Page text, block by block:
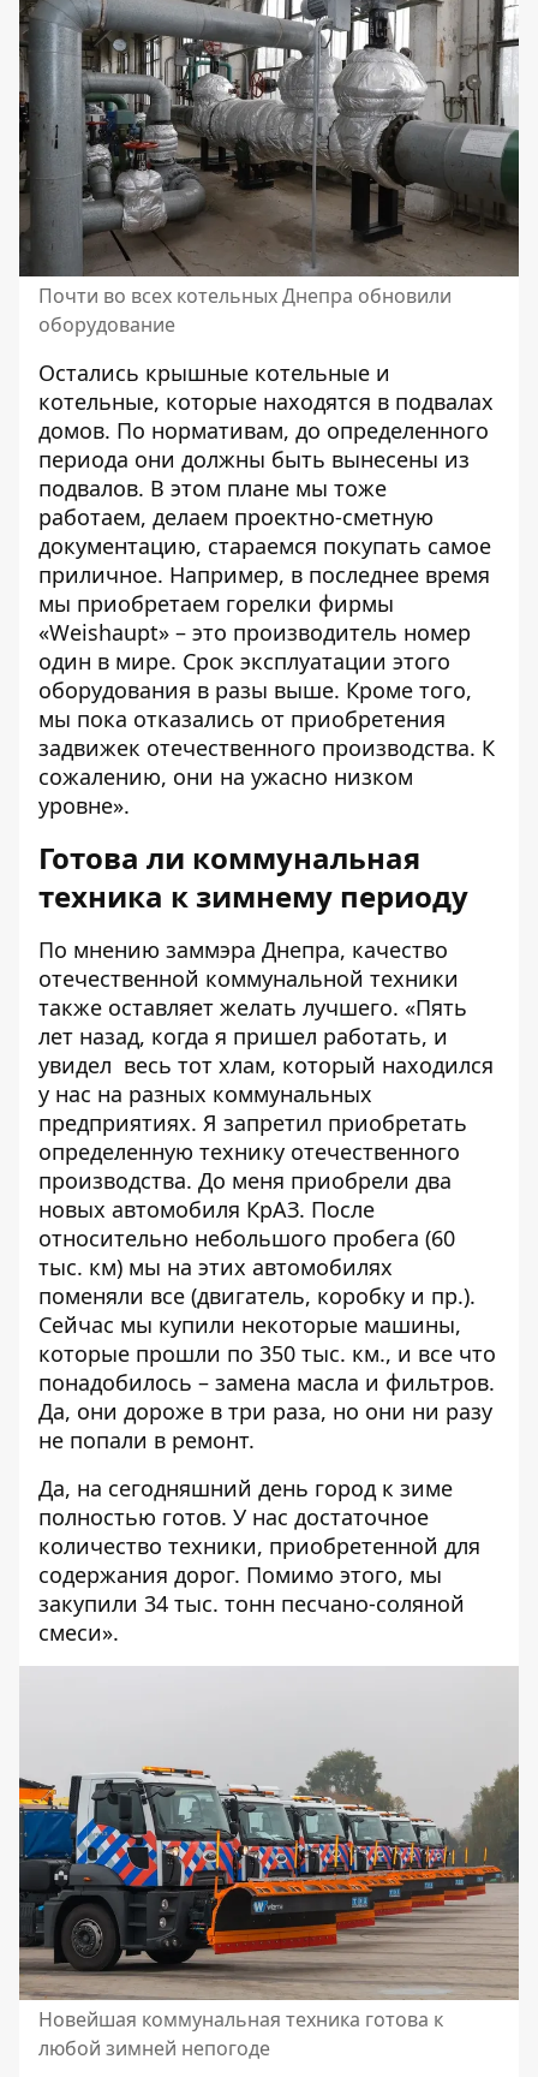
Почти во всех котельных Днепра обновили
оборудование
Остались крышные котельные и
котельные, которые находятся в подвалах
домов. По нормативам, до определенного
периода они должны быть вынесены из
подвалов. В этом плане мы тоже
работаем, делаем проектно-сметную
документацию, стараемся покупать самое
приличное. Например, в последнее время
мы приобретаем горелки фирмы
«Weishaupt» – это производитель номер
один в мире. Срок эксплуатации этого
оборудования в разы выше. Кроме того,
мы пока отказались от приобретения
задвижек отечественного производства. К
сожалению, они на ужасно низком
уровне».
Готова ли коммунальная
техника к зимнему периоду
По мнению заммэра Днепра, качество
отечественной коммунальной техники
также оставляет желать лучшего. «Пять
лет назад, когда я пришел работать, и
увидел весь тот хлам, который находился
у нас на разных коммунальных
предприятиях. Я запретил приобретать
определенную технику отечественного
производства. До меня приобрели два
новых автомобиля КрАЗ. После
относительно небольшого пробега (60
тыс. км) мы на этих автомобилях
поменяли все (двигатель, коробку и пр.).
Сейчас мы купили некоторые машины,
которые прошли по 350 тыс. км., и все что
понадобилось – замена масла и фильтров.
Да, они дороже в три раза, но они ни разу
не попали в ремонт.
Да, на сегодняшний день город к зиме
полностью готов. У нас достаточное
количество техники, приобретенной для
содержания дорог. Помимо этого, мы
закупили 34 тыс. тонн песчано-соляной
смеси».
Новейшая коммунальная техника готова к
любой зимней непогоде